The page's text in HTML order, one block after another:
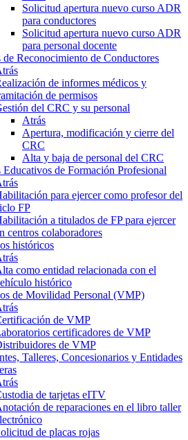
Solicitud apertura nuevo curso ADR
para conductores
Solicitud apertura nuevo curso ADR
para personal docente
de Reconocimiento de Conductores
de informes médicos y
de permisos
del CRC y su personal
Atrás
Apertura, modificación y cierre del
CRC
Alta y baja de personal del CRC
Educativos de Formación Profesional
para ejercer como profesor del
FP
a titulados de FP para ejercer
centros colaboradores
históricos
como entidad relacionada con el
histórico
de Movilidad Personal (VMP)
de VMP
certificadores de VMP
de VMP
Talleres, Concesionarios y Entidades
de tarjetas eITV
de reparaciones en el libro taller
de placas rojas